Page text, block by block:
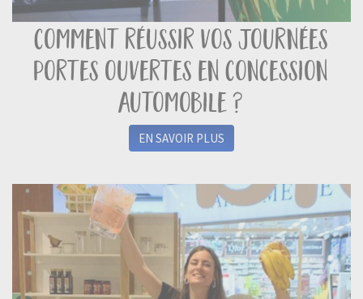
comment réussir vos journées
portes ouvertes en concession
automobile ?
EN SAVOIR PLUS